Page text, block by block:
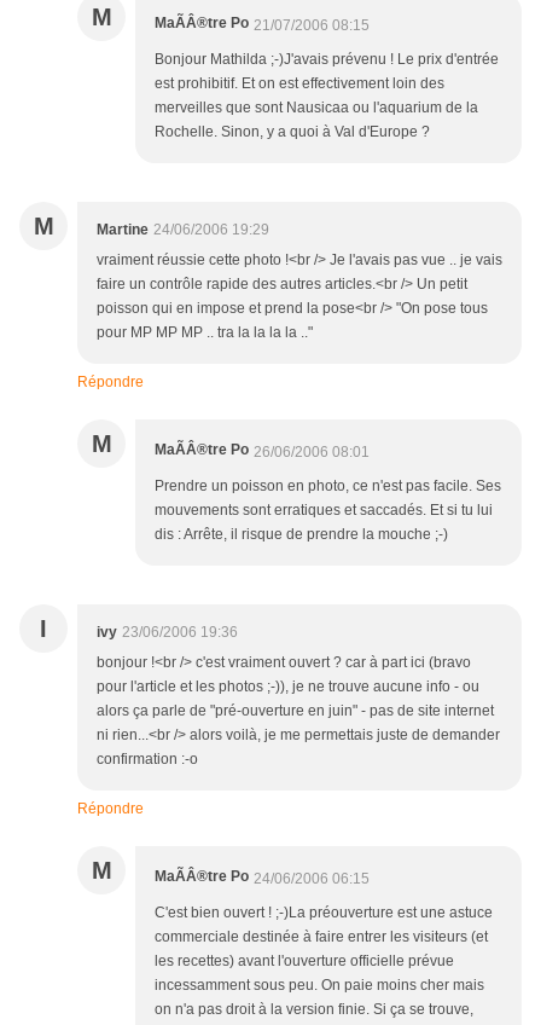
M MaÃÂ®tre Po 21/07/2006 08:15
Bonjour Mathilda ;-)J'avais prévenu ! Le prix d'entrée
est prohibitif. Et on est effectivement loin des
merveilles que sont Nausicaa ou l'aquarium de la
Rochelle. Sinon, y a quoi à Val d'Europe ?
M Martine 24/06/2006 19:29
vraiment réussie cette photo !<br /> Je l'avais pas vue .. je vais
faire un contrôle rapide des autres articles.<br /> Un petit
poisson qui en impose et prend la pose<br /> "On pose tous
pour MP MP MP .. tra la la la la .."
Répondre
M MaÃÂ®tre Po 26/06/2006 08:01
Prendre un poisson en photo, ce n'est pas facile. Ses
mouvements sont erratiques et saccadés. Et si tu lui
dis : Arrête, il risque de prendre la mouche ;-)
I ivy 23/06/2006 19:36
bonjour !<br /> c'est vraiment ouvert ? car à part ici (bravo
pour l'article et les photos ;-)), je ne trouve aucune info - ou
alors ça parle de "pré-ouverture en juin" - pas de site internet
ni rien...<br /> alors voilà, je me permettais juste de demander
confirmation :-o
Répondre
M MaÃÂ®tre Po 24/06/2006 06:15
C'est bien ouvert ! ;-)La préouverture est une astuce
commerciale destinée à faire entrer les visiteurs (et
les recettes) avant l'ouverture officielle prévue
incessamment sous peu. On paie moins cher mais
on n'a pas droit à la version finie. Si ça se trouve,